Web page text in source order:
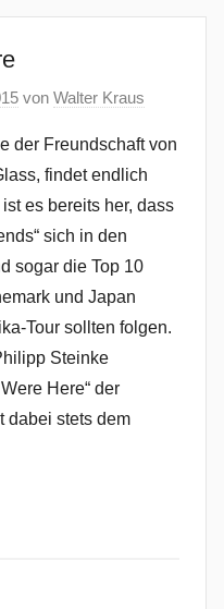
von Walter Kraus
der Freundschaft von
findet endlich
es bereits her, dass
sich in den
sogar die Top 10
und Japan
Tour sollten folgen.
Steinke
Here“ der
dabei stets dem